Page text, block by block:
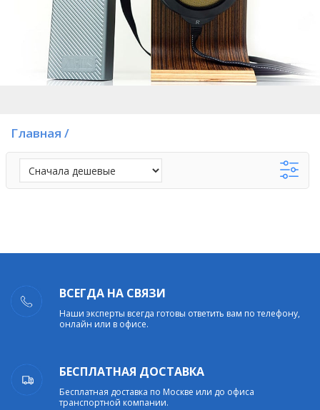
Главная /
ВСЕГДА НА СВЯЗИ
Наши эксперты всегда готовы ответить вам по телефону,
онлайн или в офисе.
БЕСПЛАТНАЯ ДОСТАВКА
Бесплатная доставка по Москве или до офиса
транспортной компании.